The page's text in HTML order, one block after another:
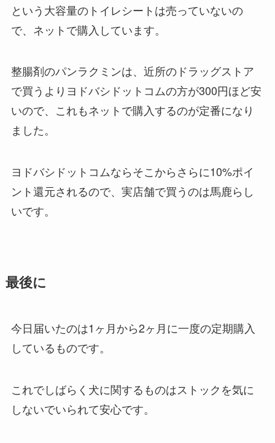
という大容量のトイレシートは売っていないの
で、ネットで購入しています。
整腸剤のパンラクミンは、近所のドラッグストア
で買うよりヨドバシドットコムの方が300円ほど安
いので、これもネットで購入するのが定番になり
ました。
ヨドバシドットコムならそこからさらに10%ポイ
ント還元されるので、実店舗で買うのは馬鹿らし
いです。
最後に
今日届いたのは1ヶ月から2ヶ月に一度の定期購入
しているものです。
これでしばらく犬に関するものはストックを気に
しないでいられて安心です。